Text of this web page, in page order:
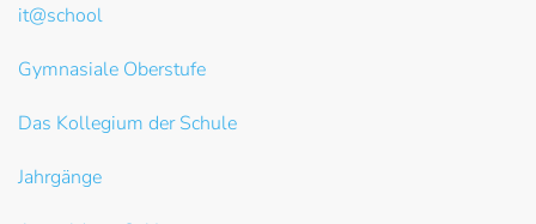
it@school
Gymnasiale Oberstufe
Das Kollegium der Schule
Jahrgänge